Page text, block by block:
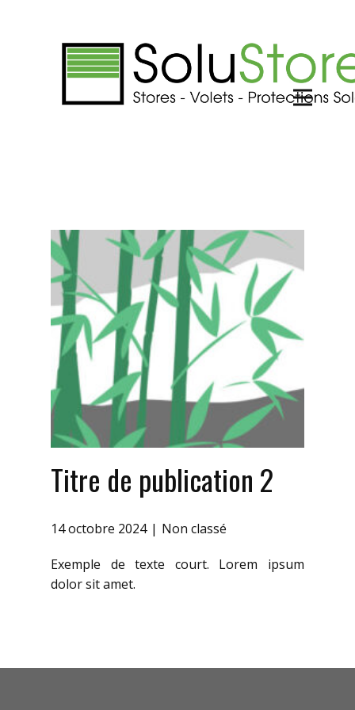
Titre de publication 2
14 octobre 2024 Non classé
Exemple de texte court. Lorem ipsum
dolor sit amet.